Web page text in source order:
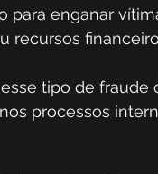
para enganar
recursos
tipo de fraude
processos